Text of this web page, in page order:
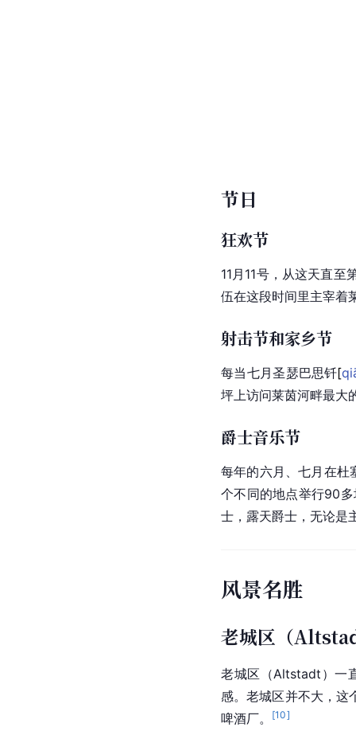
节日
狂欢节
11月11号，从这天直至
伍在这段时间里主宰着
射击节和家乡节
每当七月圣瑟巴思钎[
坪上访问莱茵河畔最大
爵士音乐节
每年的六月、七月在杜
个不同的地点举行90
士，露天爵士，无论是
风景名胜
老城区（
老城区（Altstadt）一
感。老城区并不大，这
啤酒厂。 [10]